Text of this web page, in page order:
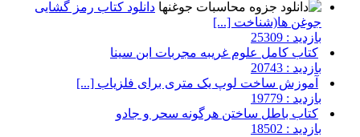
دانلود کتاب رمز گشایی
جوغن ها(شناخت [...]
بازدید : 25309
کتاب کامل علوم غریبه مجربات ابن سینا
بازدید : 20743
آموزش ساخت لوپ یک متری برای فلزیاب [...]
بازدید : 19779
کتاب باطل ساختن هرگونه سحر و جادو
بازدید : 18502